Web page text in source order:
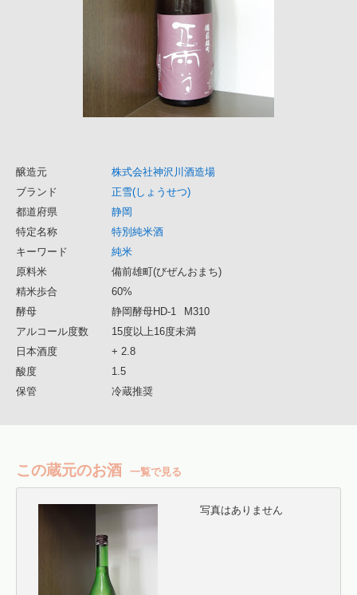
醸造元
株式会社神沢川酒造場
ブランド
正雪(しょうせつ)
都道府県
静岡
特定名称
特別純米酒
キーワード
純米
原料米
備前雄町(びぜんおまち)
精米歩合
60%
酵母
静岡酵母HD-1
M310
アルコール度数
15度以上16度未満
日本酒度
+ 2.8
酸度
1.5
保管
冷蔵推奨
この蔵元のお酒 一覧で見る
写真はありません